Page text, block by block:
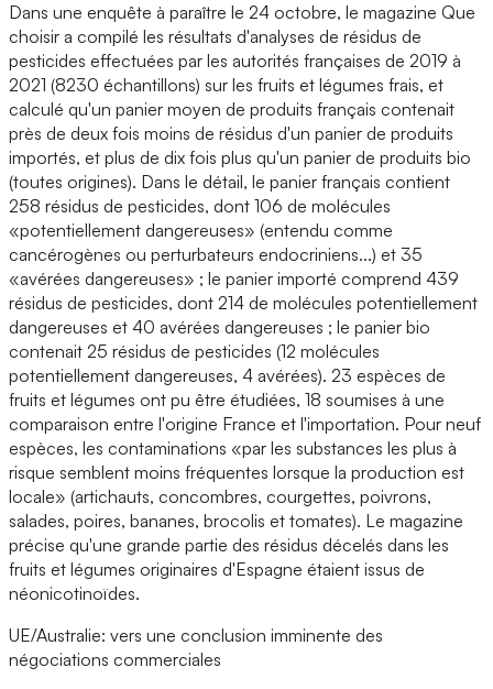
Dans une enquête à paraître le 24 octobre, le magazine Que
choisir a compilé les résultats d'analyses de résidus de
pesticides effectuées par les autorités françaises de 2019 à
2021 (8230 échantillons) sur les fruits et légumes frais, et
calculé qu'un panier moyen de produits français contenait
près de deux fois moins de résidus d'un panier de produits
importés, et plus de dix fois plus qu'un panier de produits bio
(toutes origines). Dans le détail, le panier français contient
258 résidus de pesticides, dont 106 de molécules
«potentiellement dangereuses» (entendu comme
cancérogènes ou perturbateurs endocriniens...) et 35
«avérées dangereuses» ; le panier importé comprend 439
résidus de pesticides, dont 214 de molécules potentiellement
dangereuses et 40 avérées dangereuses ; le panier bio
contenait 25 résidus de pesticides (12 molécules
potentiellement dangereuses, 4 avérées). 23 espèces de
fruits et légumes ont pu être étudiées, 18 soumises à une
comparaison entre l'origine France et l'importation. Pour neuf
espèces, les contaminations «par les substances les plus à
risque semblent moins fréquentes lorsque la production est
locale» (artichauts, concombres, courgettes, poivrons,
salades, poires, bananes, brocolis et tomates). Le magazine
précise qu'une grande partie des résidus décelés dans les
fruits et légumes originaires d'Espagne étaient issus de
néonicotinoïdes.
UE/Australie: vers une conclusion imminente des
négociations commerciales